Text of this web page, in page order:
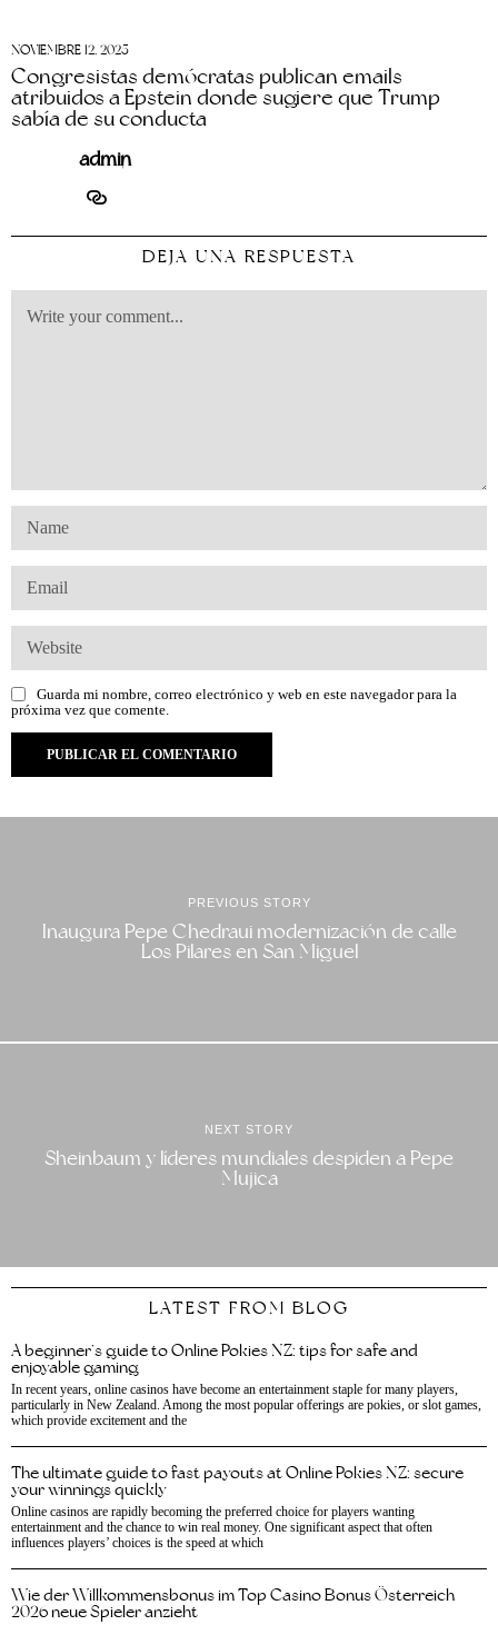
NOVIEMBRE 12, 2025
Congresistas demócratas publican emails
atribuidos a Epstein donde sugiere que Trump
sabía de su conducta
admin
DEJA UNA RESPUESTA
Guarda mi nombre, correo electrónico y web en este navegador para la
próxima vez que comente.
PREVIOUS STORY
Inaugura Pepe Chedraui modernización de calle
Los Pilares en San Miguel
NEXT STORY
Sheinbaum y líderes mundiales despiden a Pepe
Mujica
LATEST FROM BLOG
A beginner’s guide to Online Pokies NZ: tips for safe and
enjoyable gaming
In recent years, online casinos have become an entertainment staple for many players,
particularly in New Zealand. Among the most popular offerings are pokies, or slot games,
which provide excitement and the
The ultimate guide to fast payouts at Online Pokies NZ: secure
your winnings quickly
Online casinos are rapidly becoming the preferred choice for players wanting
entertainment and the chance to win real money. One significant aspect that often
influences players’ choices is the speed at which
Wie der Willkommensbonus im Top Casino Bonus Österreich
2026 neue Spieler anzieht